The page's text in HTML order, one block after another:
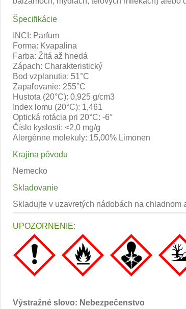
Špecifikácie
INCI: Parfum
Forma: Kvapalina
Farba: Žltá až hnedá
Zápach: Charakteristický
Bod vzplanutia: 51°C
Zapaľovanie: 255°C
Hustota (20°C): 0,925 g/cm3
Index lomu (20°C): 1,461
Optická rotácia pri 20°C: -6°
Číslo kyslosti: <2,0 mg/g
Alergénne molekuly: 15,00% Limonen
Krajina pôvodu
Nemecko
Skladovanie
Skladujte v uzavretých nádobách na chladnom
UPOZORNENIE:
Výstražné slovo: Nebezpečenstvo